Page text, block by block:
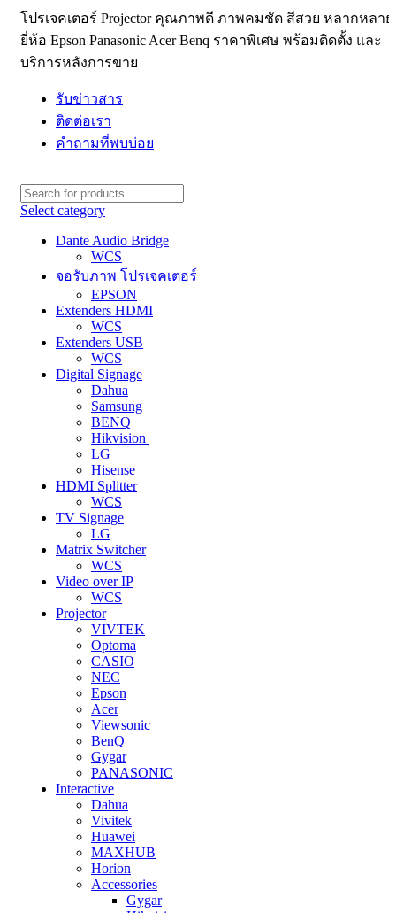
โปรเจคเตอร์ Projector คุณภาพดี ภาพคมชัด สีสวย หลากหลาย
ยี่ห้อ Epson Panasonic Acer Benq ราคาพิเศษ พร้อมติดตั้ง และ
บริการหลังการขาย
รับข่าวสาร
ติดต่อเรา
คำถามที่พบบ่อย
Select category
Dante Audio Bridge
WCS
จอรับภาพ โปรเจคเตอร์
EPSON
Extenders HDMI
WCS
Extenders USB
WCS
Digital Signage
Dahua
Samsung
BENQ
Hikvision
LG
Hisense
HDMI Splitter
WCS
TV Signage
LG
Matrix Switcher
WCS
Video over IP
WCS
Projector
VIVTEK
Optoma
CASIO
NEC
Epson
Acer
Viewsonic
BenQ
Gygar
PANASONIC
Interactive
Dahua
Vivitek
Huawei
MAXHUB
Horion
Accessories
Gygar